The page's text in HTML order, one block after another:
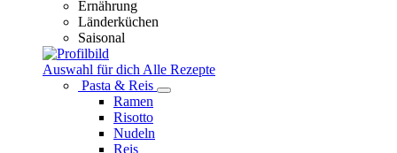
Ernährung
Länderküchen
Saisonal
Auswahl für dich Alle Rezepte
Pasta & Reis
Ramen
Risotto
Nudeln
Reis